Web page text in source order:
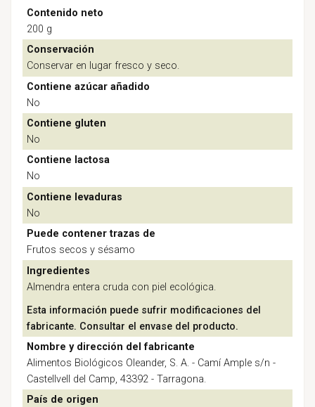
Contenido neto
200 g
Conservación
Conservar en lugar fresco y seco.
Contiene azúcar añadido
No
Contiene gluten
No
Contiene lactosa
No
Contiene levaduras
No
Puede contener trazas de
Frutos secos y sésamo
Ingredientes
Almendra entera cruda con piel ecológica.
Esta información puede sufrir modificaciones del
fabricante. Consultar el envase del producto.
Nombre y dirección del fabricante
Alimentos Biológicos Oleander, S. A. - Camí Ample s/n -
Castellvell del Camp, 43392 - Tarragona.
País de origen